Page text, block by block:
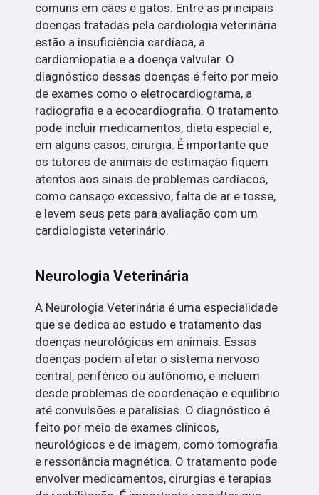
comuns em cães e gatos. Entre as principais
doenças tratadas pela cardiologia veterinária
estão a insuficiência cardíaca, a
cardiomiopatia e a doença valvular. O
diagnóstico dessas doenças é feito por meio
de exames como o eletrocardiograma, a
radiografia e a ecocardiografia. O tratamento
pode incluir medicamentos, dieta especial e,
em alguns casos, cirurgia. É importante que
os tutores de animais de estimação fiquem
atentos aos sinais de problemas cardíacos,
como cansaço excessivo, falta de ar e tosse,
e levem seus pets para avaliação com um
cardiologista veterinário.
Neurologia Veterinária
A Neurologia Veterinária é uma especialidade
que se dedica ao estudo e tratamento das
doenças neurológicas em animais. Essas
doenças podem afetar o sistema nervoso
central, periférico ou autônomo, e incluem
desde problemas de coordenação e equilíbrio
até convulsões e paralisias. O diagnóstico é
feito por meio de exames clínicos,
neurológicos e de imagem, como tomografia
e ressonância magnética. O tratamento pode
envolver medicamentos, cirurgias e terapias